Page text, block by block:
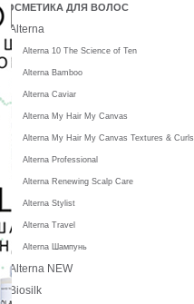
КОСМЕТИКА ДЛЯ ВОЛОС
Alterna
Alterna 10 The Science of Ten
Alterna Bamboo
Alterna Caviar
Alterna My Hair My Canvas
Alterna My Hair My Canvas Textures & Curls
Alterna Professional
Alterna Renewing Scalp Care
Alterna Stylist
Alterna Travel
Alterna Шампунь
Alterna NEW
Biosilk